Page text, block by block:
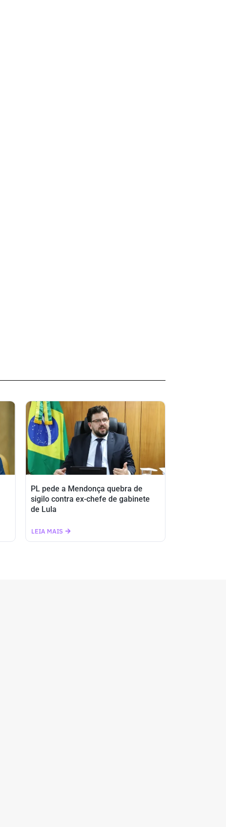
PL pede a Mendonça quebra de
sigilo contra ex-chefe de gabinete
de Lula
LEIA MAIS